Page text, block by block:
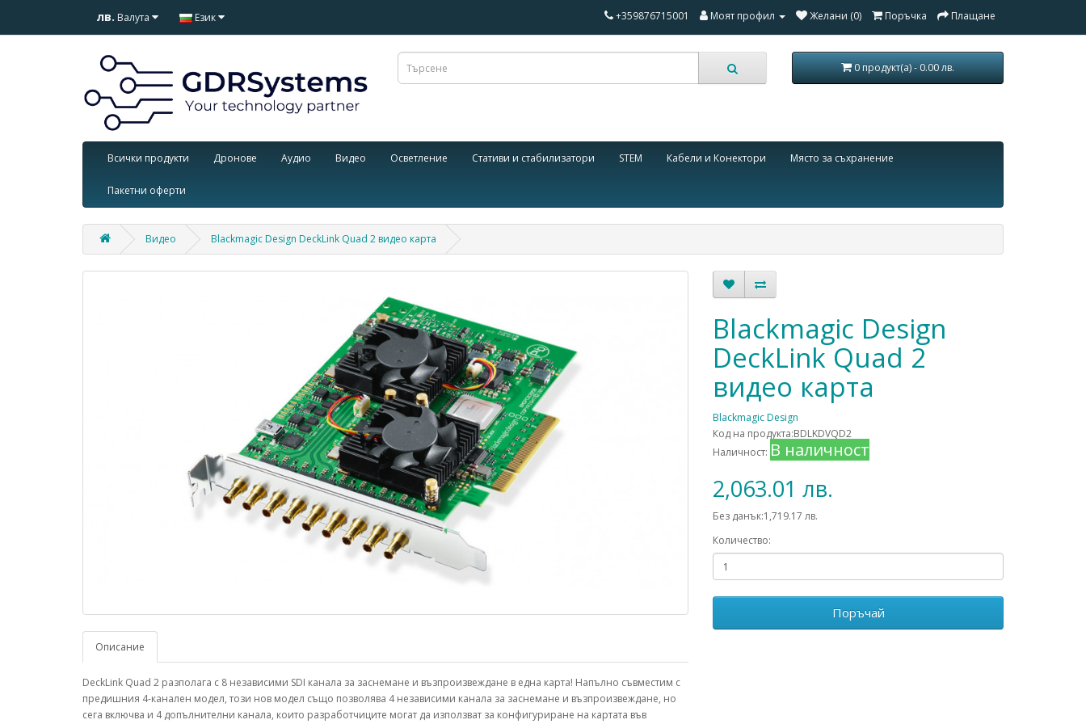
лв. Валута Език +359876715001 Моят профил Желани (0) Поръчка Плащане
0 продукт(а) - 0.00 лв.
Всички продукти Дронове Аудио Видео Осветление Стативи и стабилизатори STEM Кабели и Конектори Място за съхранение
Пакетни оферти
Видео Blackmagic Design DeckLink Quad 2 видео карта
Описание
DeckLink Quad 2 разполага с 8 независими SDI канала за заснемане и възпроизвеждане в една карта! Напълно съвместим с
предишния 4-канален модел, този нов модел също позволява 4 независими канала за заснемане и възпроизвеждане, но
сега включва и 4 допълнителни канала, които разработчиците могат да използват за конфигуриране на картата във
Blackmagic Design
DeckLink Quad 2
видео карта
Blackmagic Design
Код на продукта:BDLKDVQD2
Наличност: В наличност
2,063.01 лв.
Без данък:1,719.17 лв.
Количество:
Поръчай